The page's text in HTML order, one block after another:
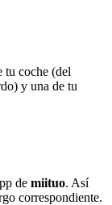
tu coche (del
y una de tu
de miituo. Así
correspondiente.